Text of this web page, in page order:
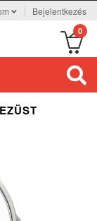
Bejelentkezés
0